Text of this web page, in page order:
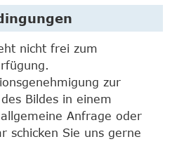
nicht frei zum
zur
Bildes in einem
Anfrage oder
schicken Sie uns gerne